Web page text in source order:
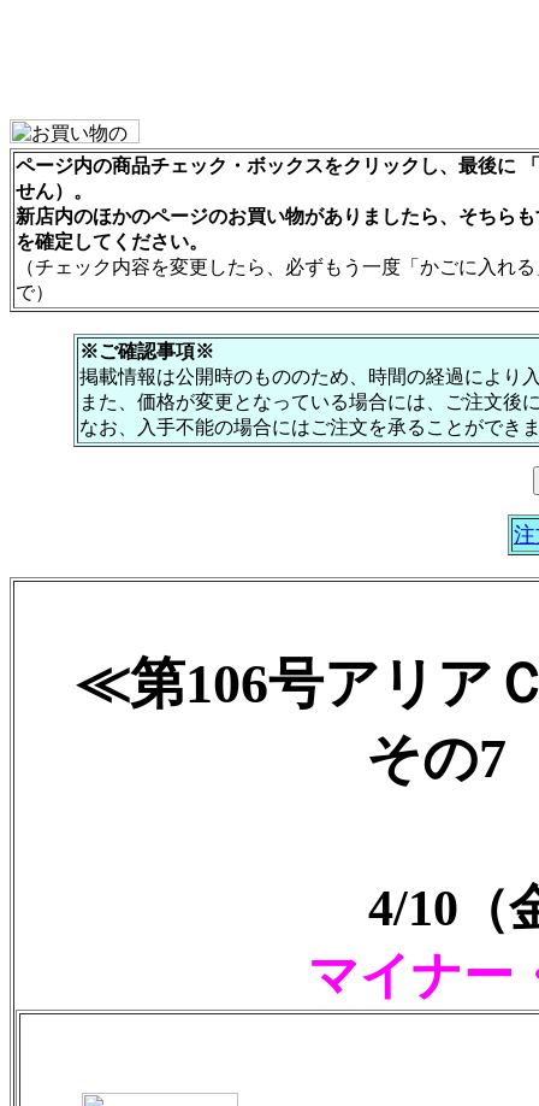
ページ内の商品チェック・ボックスをクリックし、最後に
せん）。
新店内のほかのページのお買い物がありましたら、そちら
を確定してください。
（チェック内容を変更したら、必ずもう一度「かごに入れ
で）
※ご確認事項※
掲載情報は公開時のもののため、時間の経過により
また、価格が変更となっている場合には、ご注文後
なお、入手不能の場合にはご注文を承ることができ
≪第106号アリア
その7
4/10（
マイナー